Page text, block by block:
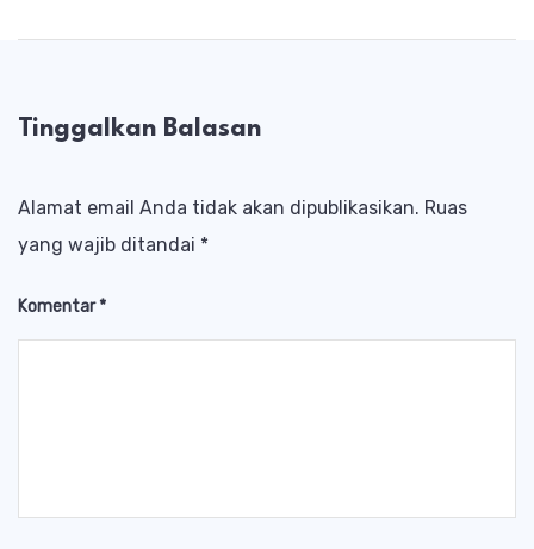
Tinggalkan Balasan
Alamat email Anda tidak akan dipublikasikan. Ruas
yang wajib ditandai *
Komentar*